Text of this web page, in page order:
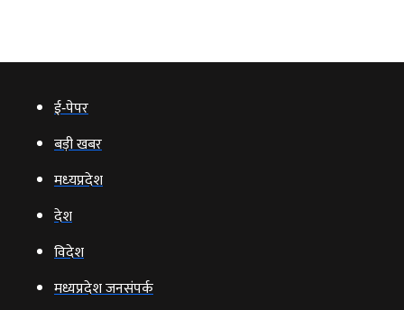
ई‑पेपर
बड़ी खबर
मध्‍यप्रदेश
देश
विदेश
मध्यप्रदेश जनसंपर्क